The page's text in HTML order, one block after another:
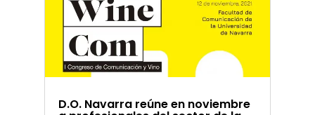
D.O. Navarra reúne en noviembre